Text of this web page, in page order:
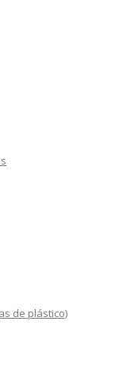
de plástico)